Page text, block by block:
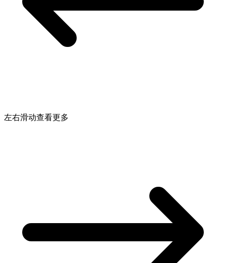
左右滑动查看更多